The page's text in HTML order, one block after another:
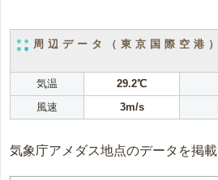
周辺データ（東京国際空港）
気温 29.2℃
風速
3m/s
気象庁アメダス地点のデータを掲載